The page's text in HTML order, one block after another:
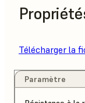
Télécharger la
Paramètre